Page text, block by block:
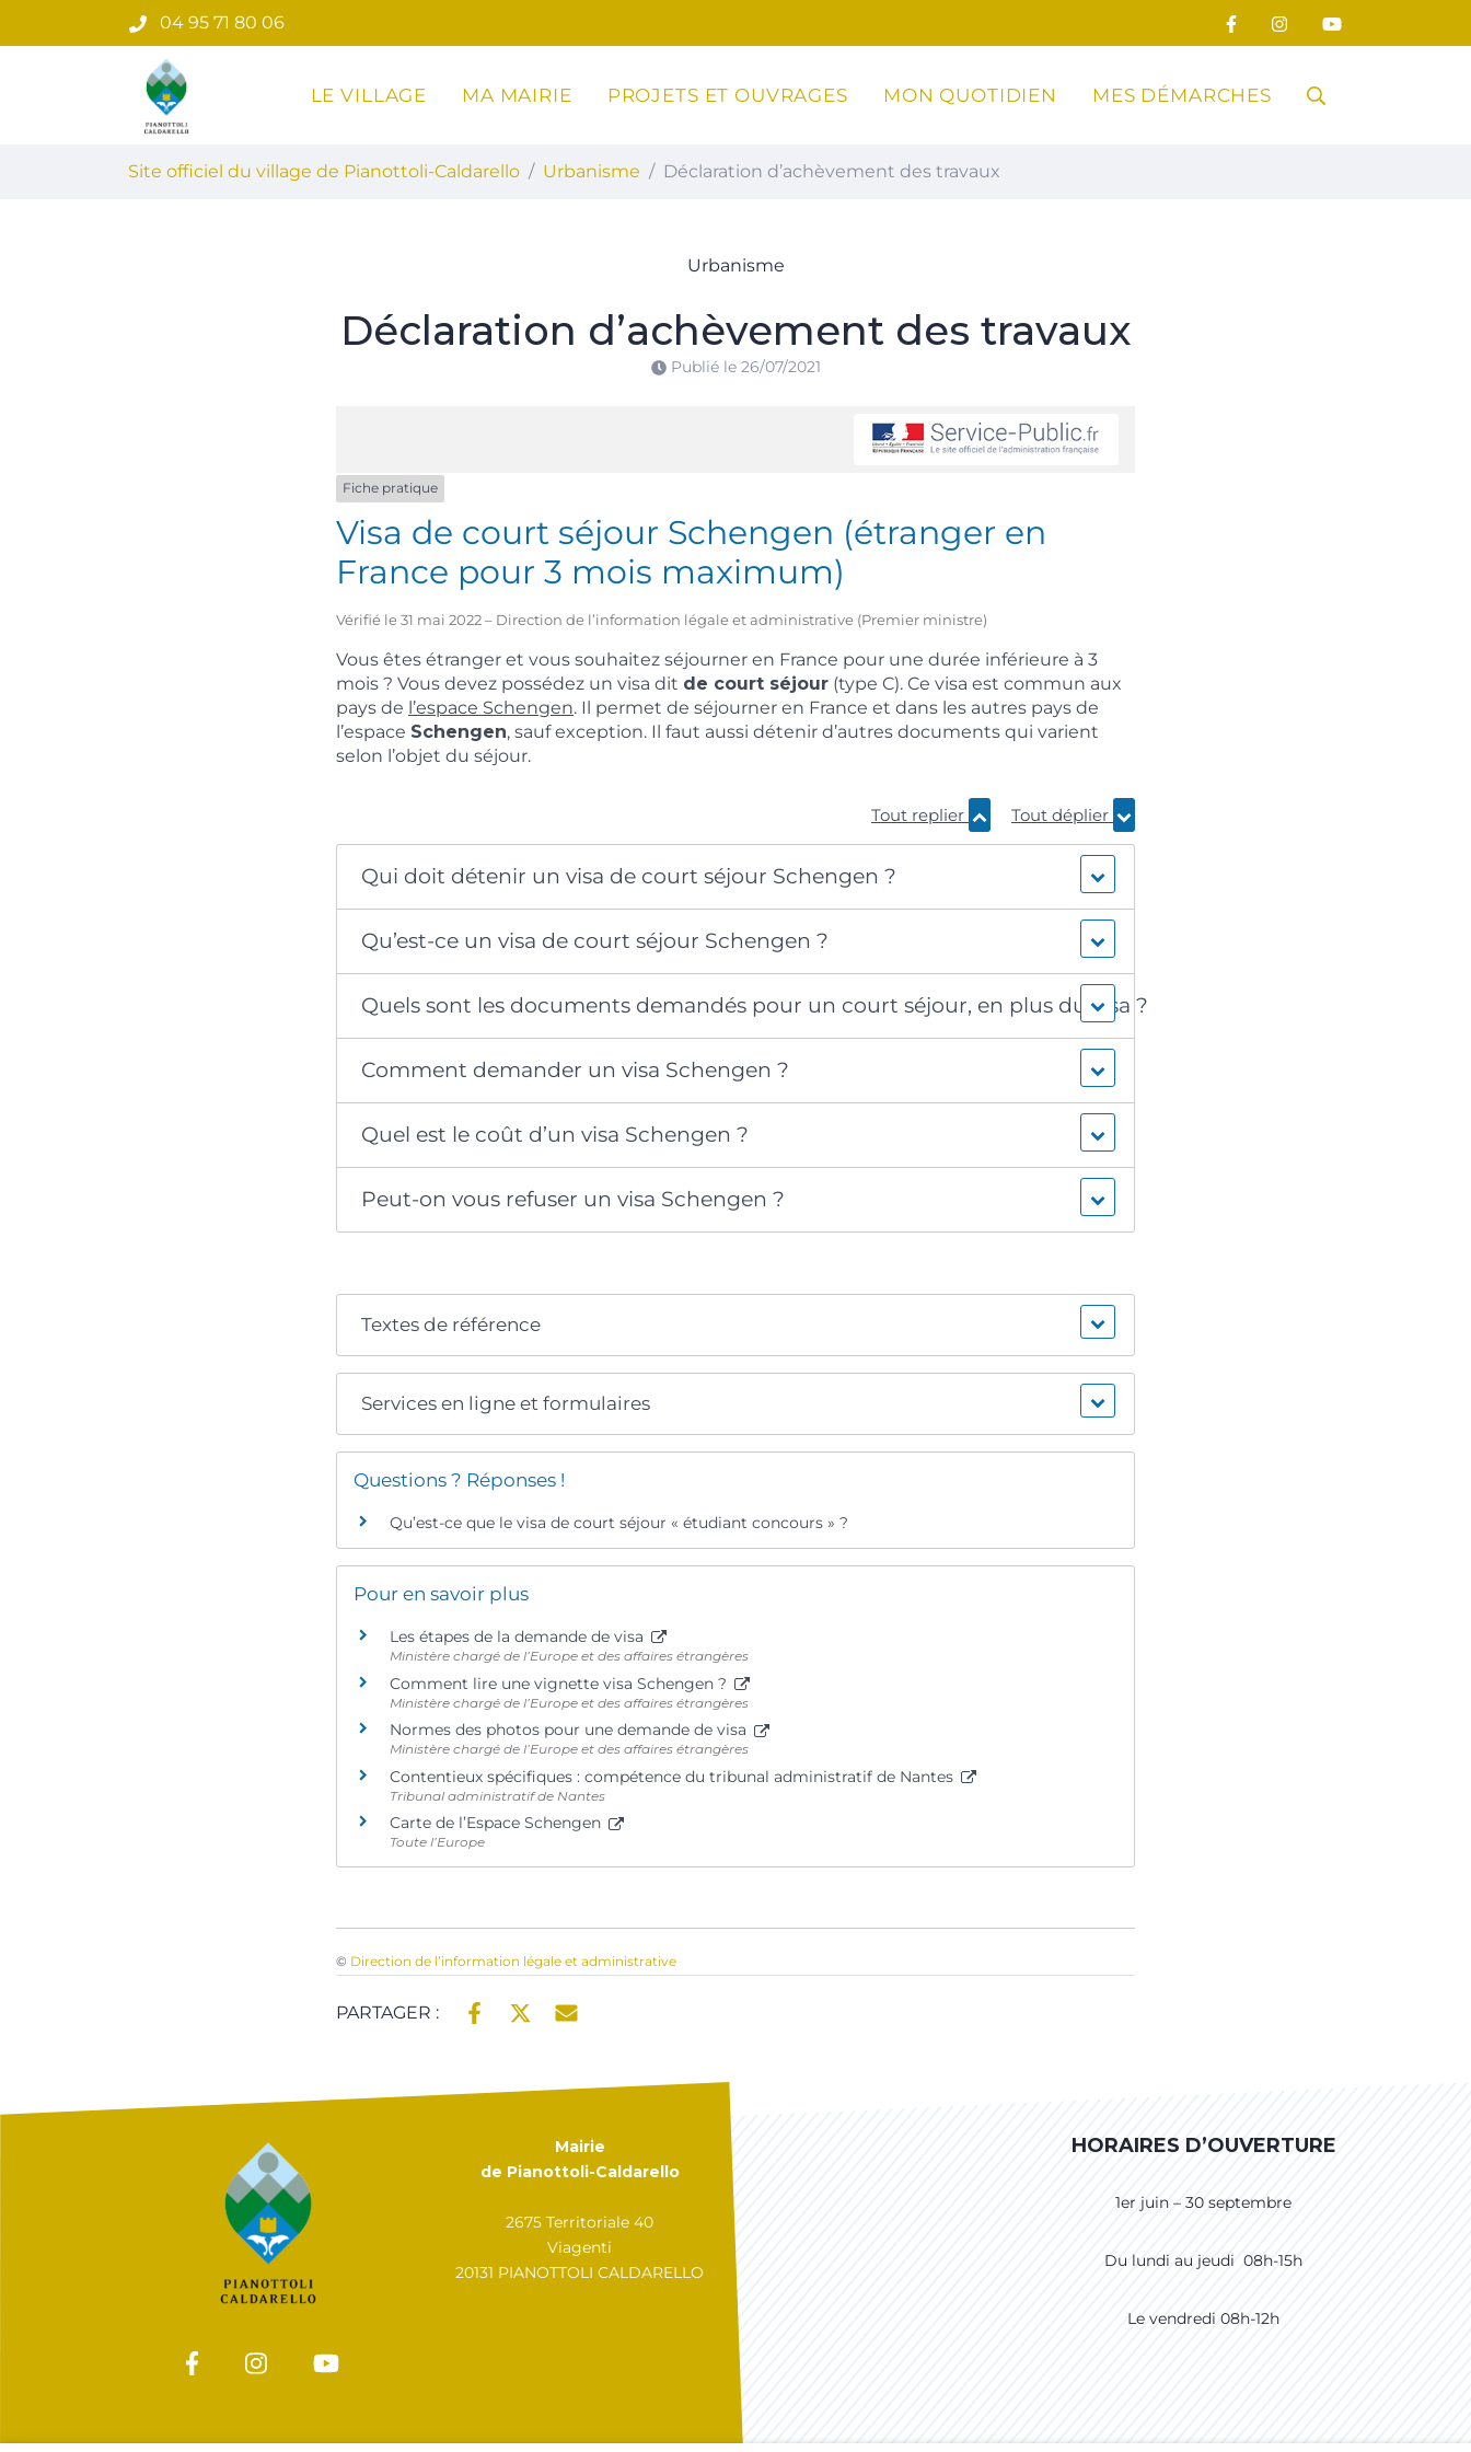
au
04 95 71 80 06
Site officiel du village de Pianottoli-Caldarello
LE VILLAGE MA MAIRIE PROJETS ET OUVRAGES MON QUOTIDIEN MES DÉMARCHES RECHERCHE
Site officiel du village de Pianottoli-Caldarello Urbanisme Déclaration d’achèvement des travaux
Urbanisme
Déclaration d’achèvement des travaux
Publié le 26/07/2021
Fiche pratique
Visa de court séjour Schengen (étranger en
France pour 3 mois maximum)
Vérifié le 31 mai 2022 – Direction de l’information légale et administrative (Premier ministre)
Vous êtes étranger et vous souhaitez séjourner en France pour une durée inférieure à 3
mois ? Vous devez possédez un visa dit de court séjour (type C). Ce visa est commun aux
pays de l’espace Schengen. Il permet de séjourner en France et dans les autres pays de
l’espace Schengen, sauf exception. Il faut aussi détenir d’autres documents qui varient
selon l’objet du séjour.
Tout replier Tout déplier
Qui doit détenir un visa de court séjour Schengen ?
Qu’est-ce un visa de court séjour Schengen ?
Quels sont les documents demandés pour un court séjour, en plus du visa ?
Comment demander un visa Schengen ?
Quel est le coût d’un visa Schengen ?
Peut-on vous refuser un visa Schengen ?
Textes de référence
Services en ligne et formulaires
Questions ? Réponses !
Qu’est-ce que le visa de court séjour « étudiant concours » ?
Pour en savoir plus
Les étapes de la demande de visa
Ministère chargé de l’Europe et des affaires étrangères
Comment lire une vignette visa Schengen ?
Ministère chargé de l’Europe et des affaires étrangères
Normes des photos pour une demande de visa
Ministère chargé de l’Europe et des affaires étrangères
Contentieux spécifiques : compétence du tribunal administratif de Nantes
Tribunal administratif de Nantes
Carte de l’Espace Schengen
Toute l’Europe
© Direction de l’information légale et administrative
PARTAGER :
Mairie
de Pianottoli-Caldarello
2675 Territoriale 40
Viagenti
20131 PIANOTTOLI CALDARELLO
HORAIRES D’OUVERTURE
1er juin – 30 septembre
Du lundi au jeudi 08h-15h
Le vendredi 08h-12h